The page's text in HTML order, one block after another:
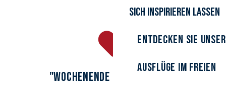
Sich inspirieren lassen
Entdecken Sie
Ausflüge im Freien
"WOCHENENDE IN ZUYDCOOTE"